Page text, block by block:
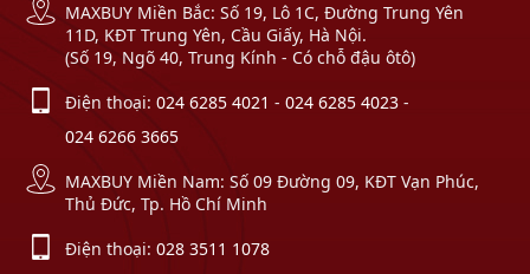
MAXBUY Miền Bắc: Số 19, Lô 1C, Đường Trung Yên
11D, KĐT Trung Yên, Cầu Giấy, Hà Nội.
(Số 19, Ngõ 40, Trung Kính - Có chỗ đậu ôtô)
Điện thoại: 024 6285 4021 - 024 6285 4023 -
024 6266 3665
MAXBUY Miền Nam: Số 09 Đường 09, KĐT Vạn Phúc,
Thủ Đức, Tp. Hồ Chí Minh
Điện thoại: 028 3511 1078